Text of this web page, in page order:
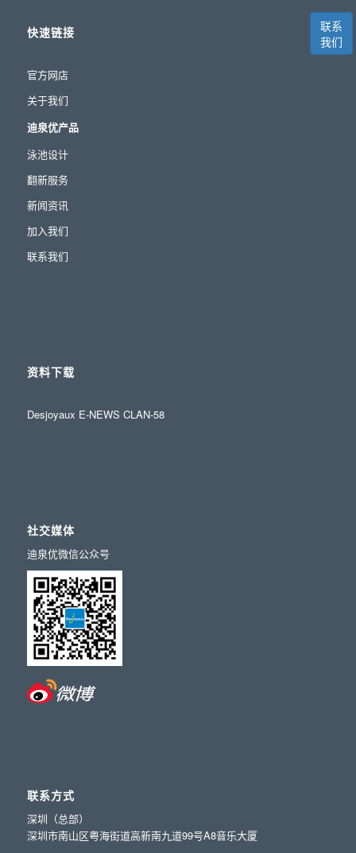
联系
我们
快速链接
官方网店
关于我们
迪泉优产品
泳池设计
翻新服务
新闻资讯
加入我们
联系我们
资料下载
Desjoyaux E-NEWS CLAN-58
社交媒体
迪泉优微信公众号
联系方式
深圳（总部）
深圳市南山区粤海街道高新南九道99号A8音乐大厦